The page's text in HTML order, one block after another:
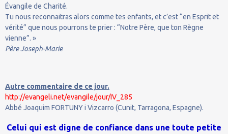
Évangile de Charité.
Tu nous reconnaitras alors comme tes enfants, et c’est “en Esprit et
vérité” que nous pourrons te prier : “Notre Père, que ton Règne
vienne”. »
Père Joseph-Marie
Autre commentaire de ce jour.
http://evangeli.net/evangile/jour/IV_285
Abbé Joaquim FORTUNY i Vizcarro (Cunit, Tarragona, Espagne).
Celui qui est digne de confiance dans une toute petite